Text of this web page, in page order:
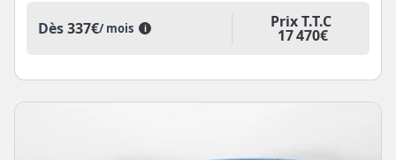
Dès337€/ mois i Prix T.T.C
17 470€